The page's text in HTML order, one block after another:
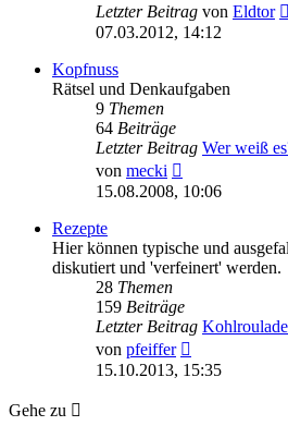
Letzter Beitrag von Eldtor
07.03.2012, 14:12
Kopfnuss
Rätsel und Denkaufgaben
9 Themen
64 Beiträge
Letzter Beitrag Wer weiß
von mecki
Beitrag
15.08.2008, 10:06
Rezepte
Hier können typische und
diskutiert und 'verfeinert' werden.
28 Themen
159 Beiträge
Letzter Beitrag
von pfeiffer
Beitrag
15.10.2013, 15:35
Gehe zu